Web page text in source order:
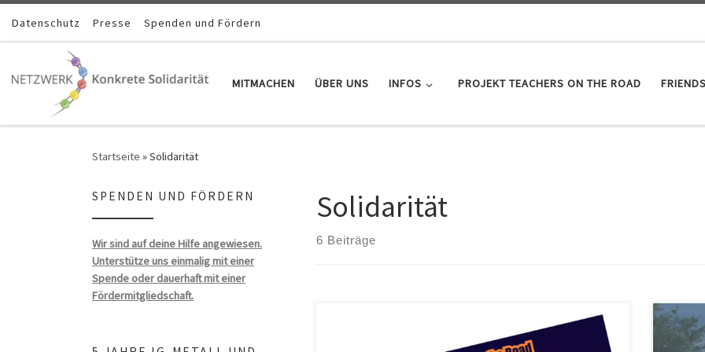
Zum Inhalt springen
Datenschutz Presse Spenden und Fördern
MITMACHEN ÜBER UNS INFOS PROJEKT TEACHERS ON THE ROAD FRIENDS
Startseite »Solidarität
Solidarität
6 Beiträge
SPENDEN UND FÖRDERN
Wir sind auf deine Hilfe angewiesen.
Unterstütze uns einmalig mit einer
Spende oder dauerhaft mit einer
Fördermitgliedschaft.